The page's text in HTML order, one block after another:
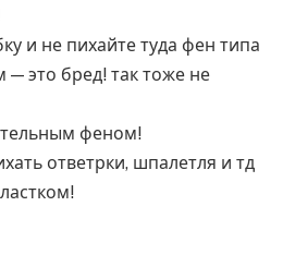
и не пихайте туда фен типа
— это бред! так тоже не
феном!
ответрки, шпалетля и тд